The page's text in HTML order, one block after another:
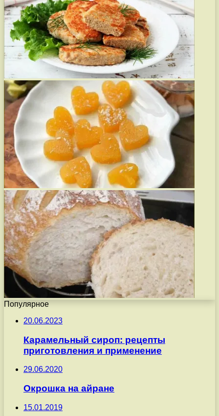
Популярное
20.06.2023
Карамельный сироп: рецепты
приготовления и применение
29.06.2020
Окрошка на айране
15.01.2019